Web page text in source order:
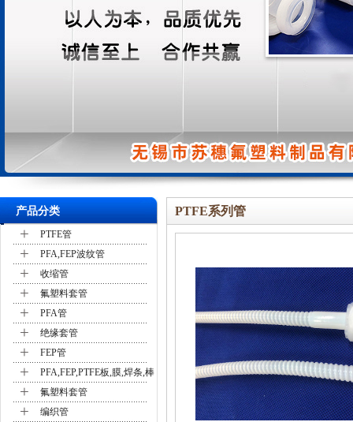
产品分类
+ PTFE管
+ PFA,FEP波纹管
+ 收缩管
+ 氟塑料套管
+ PFA管
+ 绝缘套管
+ FEP管
+ PFA,FEP,PTFE板,膜,焊条,棒
+ 氟塑料套管
+ 编织管
PTFE系列管